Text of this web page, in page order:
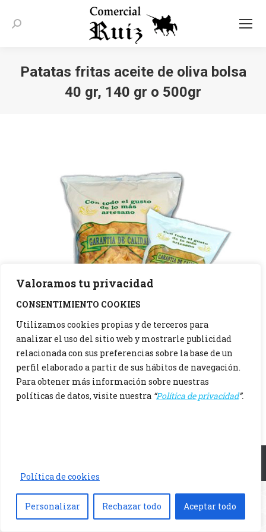
Valoramos tu privacidad
CONSENTIMIENTO COOKIES
Utilizamos cookies propias y de terceros para
analizar el uso del sitio web y mostrarle publicidad
relacionada con sus preferencias sobre la base de un
perfil elaborado a partir de sus hábitos de navegación.
Para obtener más información sobre nuestras
políticas de datos, visite nuestra “Política de privacidad”.
Política de cookies
Personalizar Rechazar todo Aceptar todo
Buscar:
Patatas fritas aceite de oliva bolsa
40 gr, 140 gr o 500gr